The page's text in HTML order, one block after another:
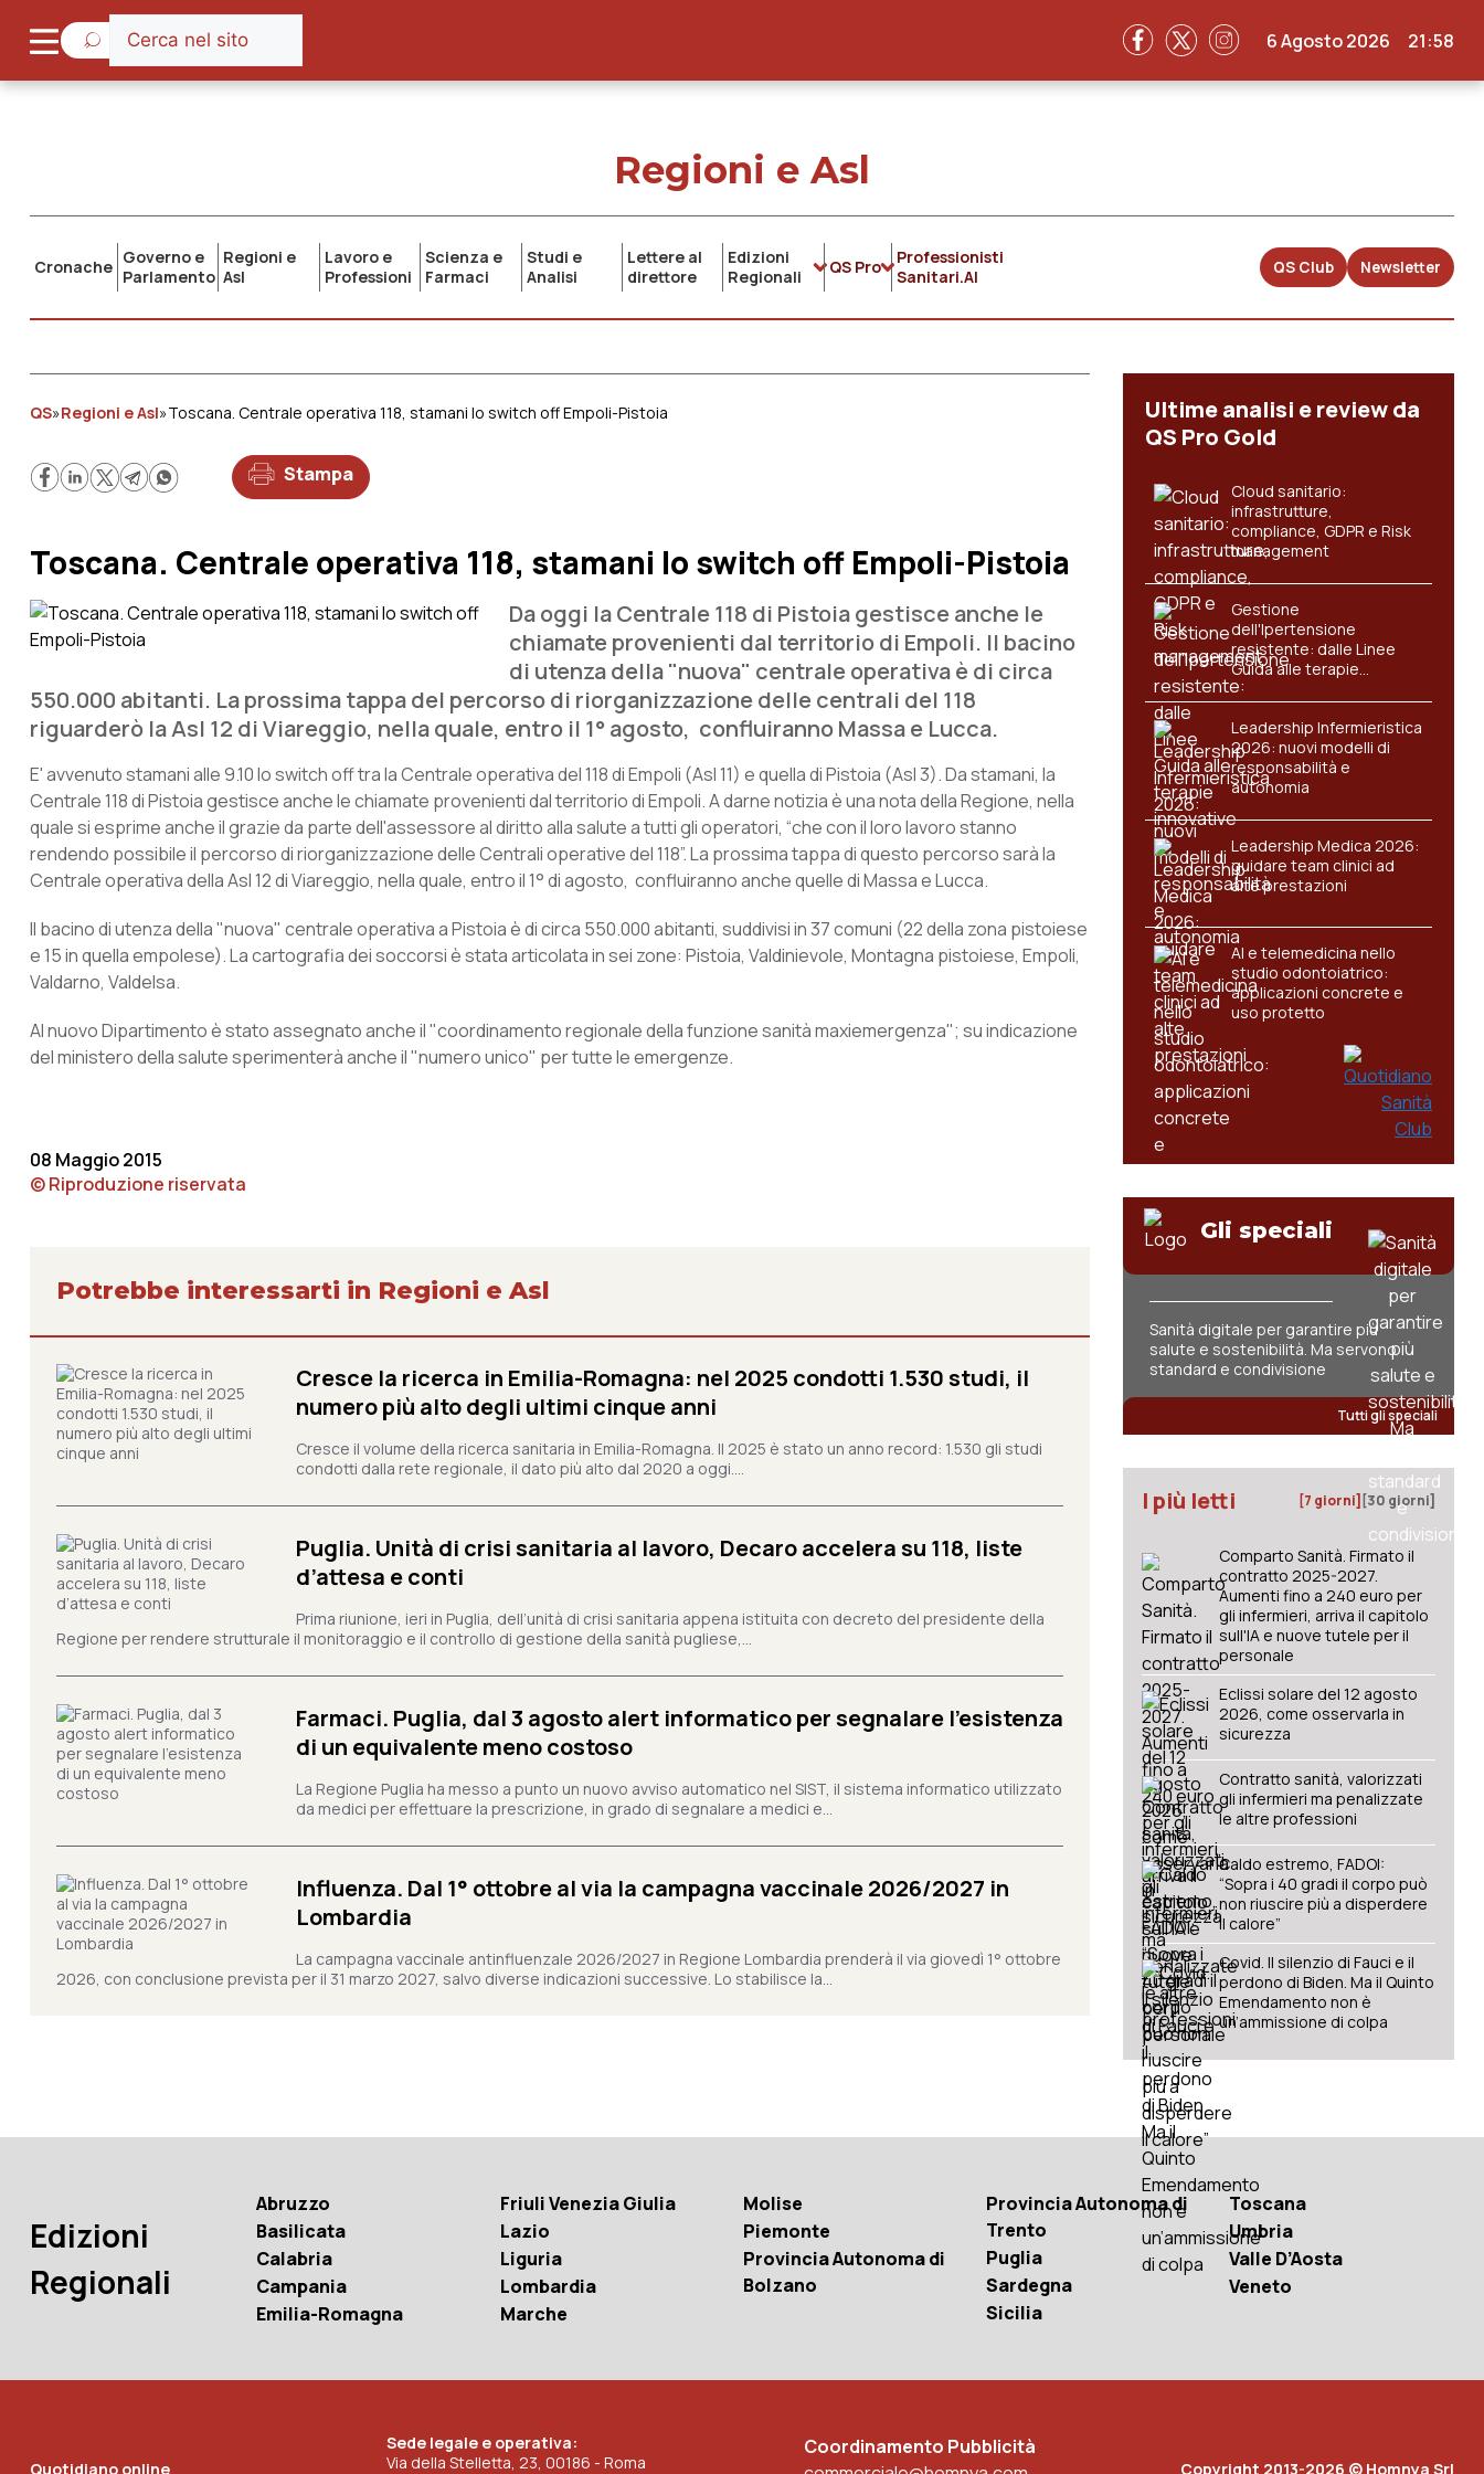
6 Agosto 2026 21:58
Regioni e Asl
Cronache Governo e
Parlamento
Regioni e
Asl
Lavoro e
Professioni
Scienza e
Farmaci
Studi e
Analisi
Lettere al
direttore
Edizioni
Regionali
QS Pro
Professionisti
Sanitari.AI
QS Club Newsletter
QS»Regioni e Asl»Toscana. Centrale operativa 118, stamani lo switch off Empoli-Pistoia
Stampa
Toscana. Centrale operativa 118, stamani lo switch off Empoli-Pistoia
Da oggi la Centrale 118 di Pistoia gestisce anche le
chiamate provenienti dal territorio di Empoli. Il bacino
di utenza della "nuova" centrale operativa è di circa
550.000 abitanti. La prossima tappa del percorso di riorganizzazione delle centrali del 118
riguarderò la Asl 12 di Viareggio, nella quale, entro il 1° agosto, confluiranno Massa e Lucca.
E' avvenuto stamani alle 9.10 lo switch off tra la Centrale operativa del 118 di Empoli (Asl 11) e quella di Pistoia (Asl 3). Da stamani, la
Centrale 118 di Pistoia gestisce anche le chiamate provenienti dal territorio di Empoli. A darne notizia è una nota della Regione, nella
quale si esprime anche il grazie da parte dell'assessore al diritto alla salute a tutti gli operatori, “che con il loro lavoro stanno
rendendo possibile il percorso di riorganizzazione delle Centrali operative del 118”. La prossima tappa di questo percorso sarà la
Centrale operativa della Asl 12 di Viareggio, nella quale, entro il 1° di agosto, confluiranno anche quelle di Massa e Lucca.
Il bacino di utenza della "nuova" centrale operativa a Pistoia è di circa 550.000 abitanti, suddivisi in 37 comuni (22 della zona pistoiese
e 15 in quella empolese). La cartografia dei soccorsi è stata articolata in sei zone: Pistoia, Valdinievole, Montagna pistoiese, Empoli,
Valdarno, Valdelsa.
Al nuovo Dipartimento è stato assegnato anche il "coordinamento regionale della funzione sanità maxiemergenza"; su indicazione
del ministero della salute sperimenterà anche il "numero unico" per tutte le emergenze.
08 Maggio 2015
© Riproduzione riservata
Potrebbe interessarti in Regioni e Asl
Cresce la ricerca in Emilia-Romagna: nel 2025 condotti 1.530 studi, il
numero più alto degli ultimi cinque anni
Cresce il volume della ricerca sanitaria in Emilia-Romagna. Il 2025 è stato un anno record: 1.530 gli studi
condotti dalla rete regionale, il dato più alto dal 2020 a oggi....
Puglia. Unità di crisi sanitaria al lavoro, Decaro accelera su 118, liste
d’attesa e conti
Prima riunione, ieri in Puglia, dell’unità di crisi sanitaria appena istituita con decreto del presidente della
Regione per rendere strutturale il monitoraggio e il controllo di gestione della sanità pugliese,...
Farmaci. Puglia, dal 3 agosto alert informatico per segnalare l’esistenza
di un equivalente meno costoso
La Regione Puglia ha messo a punto un nuovo avviso automatico nel SIST, il sistema informatico utilizzato
da medici per effettuare la prescrizione, in grado di segnalare a medici e...
Influenza. Dal 1° ottobre al via la campagna vaccinale 2026/2027 in
Lombardia
La campagna vaccinale antinfluenzale 2026/2027 in Regione Lombardia prenderà il via giovedì 1° ottobre
2026, con conclusione prevista per il 31 marzo 2027, salvo diverse indicazioni successive. Lo stabilisce la...
Ultime analisi e review da
QS Pro Gold
Cloud sanitario:
infrastrutture,
compliance, GDPR e Risk
management
Gestione
dell'Ipertensione
resistente: dalle Linee
Guida alle terapie
innovative
Leadership Infermieristica
2026: nuovi modelli di
responsabilità e
autonomia
Leadership Medica 2026:
guidare team clinici ad
alte prestazioni
AI e telemedicina nello
studio odontoiatrico:
applicazioni concrete e
uso protetto
Gli speciali
Sanità digitale per garantire più
salute e sostenibilità. Ma servono
standard e condivisione
Tutti gli speciali
I più letti [7 giorni] [30 giorni]
Comparto Sanità. Firmato il
contratto 2025-2027.
Aumenti fino a 240 euro per
gli infermieri, arriva il capitolo
sull'IA e nuove tutele per il
personale
Eclissi solare del 12 agosto
2026, come osservarla in
sicurezza
Contratto sanità, valorizzati
gli infermieri ma penalizzate
le altre professioni
Caldo estremo, FADOI:
“Sopra i 40 gradi il corpo può
non riuscire più a disperdere
il calore”
Covid. Il silenzio di Fauci e il
perdono di Biden. Ma il Quinto
Emendamento non è
un’ammissione di colpa
Edizioni
Regionali
Abruzzo
Basilicata
Calabria
Campania
Emilia-Romagna
Friuli Venezia Giulia
Lazio
Liguria
Lombardia
Marche
Molise
Piemonte
Provincia Autonoma di
Bolzano
Provincia Autonoma di
Trento
Puglia
Sardegna
Sicilia
Toscana
Umbria
Valle D’Aosta
Veneto
Quotidiano online
Sede legale e operativa:
Via della Stelletta, 23, 00186 - Roma
Coordinamento Pubblicità
Copyright 2013-2026 © Homnya Srl